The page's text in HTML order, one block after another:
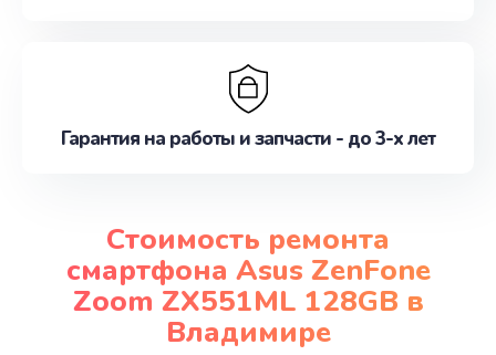
Гарантия на работы и запчасти - до 3-х лет
Стоимость ремонта
смартфона Asus ZenFone
Zoom ZX551ML 128GB в
Владимире